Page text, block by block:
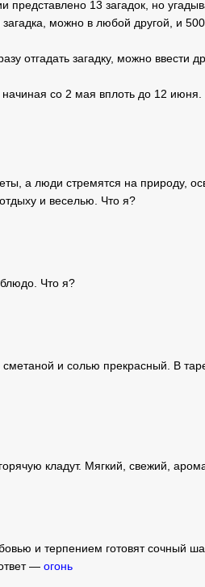
представлено 13 загадок, но
можно в любой другой, и
отгадать загадку, можно ввести
со 2 мая вплоть до 12 июня.
а люди стремятся на природу,
и веселью. Что я?
Что я?
и солью прекрасный. В
кладут. Мягкий, свежий,
и терпением готовят сочный
— огонь